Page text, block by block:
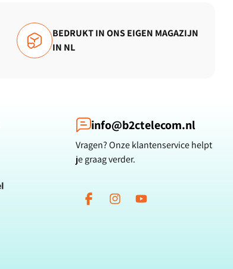
BEDRUKT IN ONS EIGEN MAGAZIJN
IN NL
info@b2ctelecom.nl
Vragen? Onze klantenservice helpt
je graag verder.
FacebookInstagramYouTube